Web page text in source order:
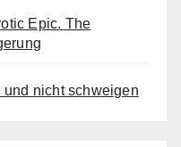
Epic. The
nicht schweigen